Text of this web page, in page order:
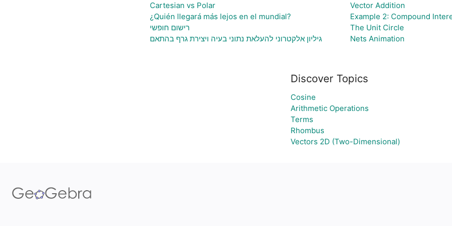
Cartesian vs Polar
¿Quién llegará más lejos en el mundial?
רישום חופשי
גיליון אלקטרוני להעלאת נתוני בעיה ויצירת גרף בהתאם
Vector Addition
Example 2: Compound
The Unit Circle
Nets Animation
Discover Topics
Cosine
Arithmetic Operations
Terms
Rhombus
Vectors 2D (Two-Dimensional)